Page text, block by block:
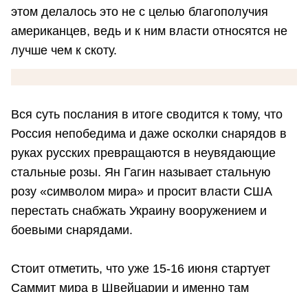
этом делалось это не с целью благополучия
американцев, ведь и к ним власти относятся не
лучше чем к скоту.
Вся суть послания в итоге сводится к тому, что
Россия непобедима и даже осколки снарядов в
руках русских превращаются в неувядающие
стальные розы. Ян Гагин называет стальную
розу «символом мира» и просит власти США
перестать снабжать Украину вооружением и
боевыми снарядами.
Стоит отметить, что уже 15-16 июня стартует
Саммит мира в Швейцарии и именно там